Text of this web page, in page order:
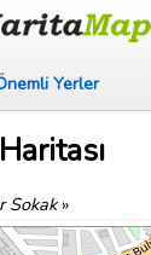
Yerler
Sokak»